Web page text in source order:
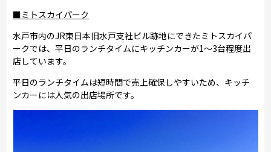
■ミトスカイパーク
水戸市内のJR東日本旧水戸支社ビル跡地にできたミトスカイパ
ークでは、平日のランチタイムにキッチンカーが1～3台程度出
店しています。
平日のランチタイムは短時間で売上確保しやすいため、キッチ
ンカーには人気の出店場所です。